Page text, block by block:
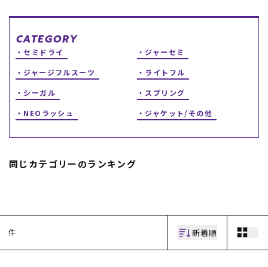
フ
中古/アウトレット スノ
ー
お問い合わせ
ニュース
ムラサキスポーツ 公式アプリ
ポイント・クーポンもこのアプリで！
CATEGORY
セミドライ
ジャーセミ
ジャージフルスーツ
ライトフル
シーガル
スプリング
NEOラッシュ
ジャケット/その他
同じカテゴリーのランキング
件 新着順